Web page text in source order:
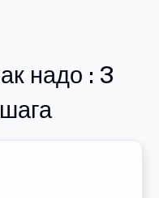
надо : 3